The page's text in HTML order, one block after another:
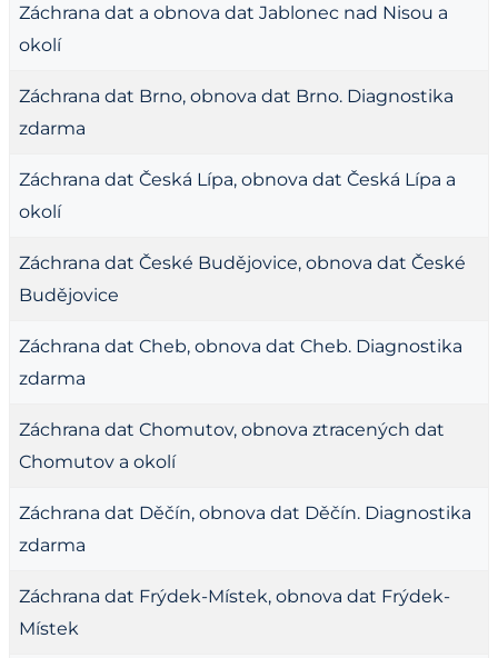
Záchrana dat a obnova dat Jablonec nad Nisou a
okolí
Záchrana dat Brno, obnova dat Brno. Diagnostika
zdarma
Záchrana dat Česká Lípa, obnova dat Česká Lípa a
okolí
Záchrana dat České Budějovice, obnova dat České
Budějovice
Záchrana dat Cheb, obnova dat Cheb. Diagnostika
zdarma
Záchrana dat Chomutov, obnova ztracených dat
Chomutov a okolí
Záchrana dat Děčín, obnova dat Děčín. Diagnostika
zdarma
Záchrana dat Frýdek-Místek, obnova dat Frýdek-
Místek